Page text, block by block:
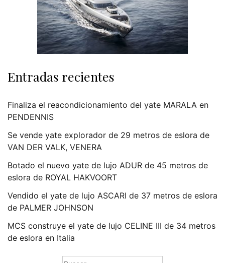
Entradas recientes
Finaliza el reacondicionamiento del yate MARALA en
PENDENNIS
Se vende yate explorador de 29 metros de eslora de
VAN DER VALK, VENERA
Botado el nuevo yate de lujo ADUR de 45 metros de
eslora de ROYAL HAKVOORT
Vendido el yate de lujo ASCARI de 37 metros de eslora
de PALMER JOHNSON
MCS construye el yate de lujo CELINE III de 34 metros
de eslora en Italia